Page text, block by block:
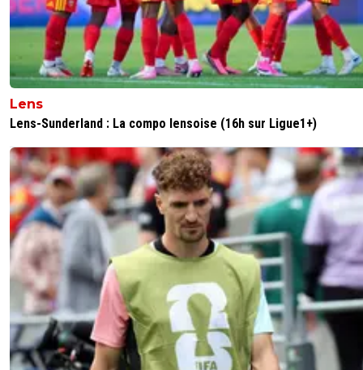
Lens
Lens-Sunderland : La compo lensoise (16h sur Ligue1+)